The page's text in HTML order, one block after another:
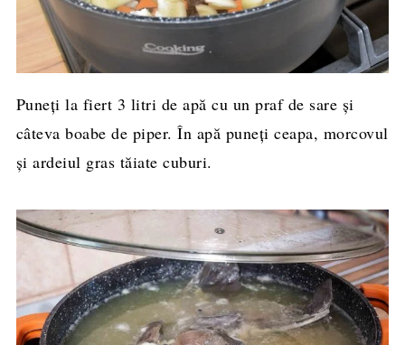
Puneți la fiert 3 litri de apă cu un praf de sare și
câteva boabe de piper. În apă puneți ceapa, morcovul
și ardeiul gras tăiate cuburi.